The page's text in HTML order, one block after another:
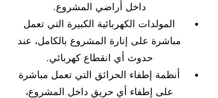
داخل أراضي المشروع.
المولدات الكهربائية الكبيرة التي تعمل
مباشرة على إنارة المشروع بالكامل، عند
حدوث أي انقطاع كهربائي.
أنظمة إطفاء الحرائق التي تعمل مباشرة
على إطفاء أي حريق داخل المشروع،